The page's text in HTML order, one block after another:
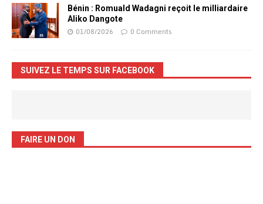
Bénin : Romuald Wadagni reçoit le milliardaire
Aliko Dangote
01/08/2026 0 Comments
SUIVEZ LE TEMPS SUR FACEBOOK
FAIRE UN DON